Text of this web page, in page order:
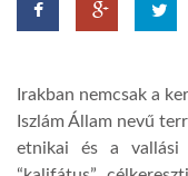
Irakban nemcsak a
Iszlám Állam nevű
etnikai és a vallási